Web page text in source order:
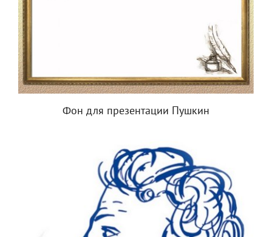
Фон для презентации Пушкин